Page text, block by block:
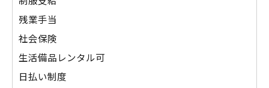
残業手当
社会保険
生活備品レンタル可
日払い制度